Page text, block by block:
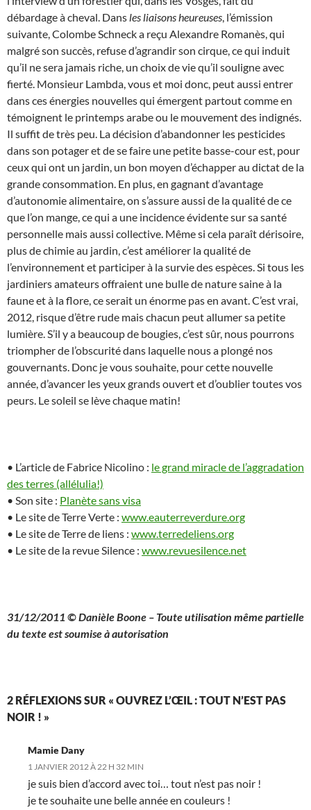
débardage à cheval. Dans les liaisons heureuses , l’émission
suivante, Colombe Schneck a reçu Alexandre Romanès, qui
malgré son succès, refuse d’agrandir son cirque, ce qui induit
qu’il ne sera jamais riche, un choix de vie qu’il souligne avec
fierté. Monsieur Lambda, vous et moi donc, peut aussi entrer
dans ces énergies nouvelles qui émergent partout comme en
témoignent le printemps arabe ou le mouvement des indignés.
Il suffit de très peu. La décision d’abandonner les pesticides
dans son potager et de se faire une petite basse-cour est, pour
ceux qui ont un jardin, un bon moyen d’échapper au dictat de la
grande consommation. En plus, en gagnant d’avantage
d’autonomie alimentaire, on s’assure aussi de la qualité de ce
que l’on mange, ce qui a une incidence évidente sur sa santé
personnelle mais aussi collective. Même si cela paraît dérisoire,
plus de chimie au jardin, c’est améliorer la qualité de
l’environnement et participer à la survie des espèces. Si tous les
jardiniers amateurs offraient une bulle de nature saine à la
faune et à la flore, ce serait un énorme pas en avant. C’est vrai,
2012, risque d’être rude mais chacun peut allumer sa petite
lumière. S’il y a beaucoup de bougies, c’est sûr, nous pourrons
triompher de l’obscurité dans laquelle nous a plongé nos
gouvernants. Donc je vous souhaite, pour cette nouvelle
année, d’avancer les yeux grands ouvert et d’oublier toutes vos
peurs. Le soleil se lève chaque matin!
• L’article de Fabrice Nicolino : le grand miracle de l’aggradation
des terres (allélulia!)
• Son site : Planète sans visa
• Le site de Terre Verte : www.eauterreverdure.org
• Le site de Terre de liens : www.terredeliens.org
• Le site de la revue Silence : www.revuesilence.net
31/12/2011 © Danièle Boone – Toute utilisation même partielle
du texte est soumise à autorisation
2 RÉFLEXIONS SUR « OUVREZ L’ŒIL : TOUT N’EST PAS
NOIR ! »
Mamie Dany
1 JANVIER 2012 À 22 H 32 MIN
je suis bien d’accord avec toi… tout n’est pas noir !
je te souhaite une belle année en couleurs !